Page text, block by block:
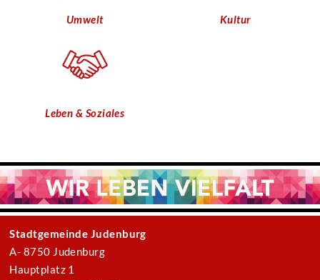
Umwelt Kultur
Leben & Soziales
Stadtgemeinde Judenburg
A- 8750 Judenburg
Hauptplatz 1